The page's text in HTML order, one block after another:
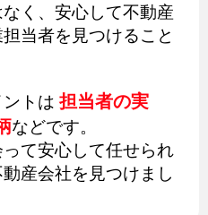
く、安心して不動産
当者を見つけること
トは 担当者の実
などです。
て安心して任せられ
産会社を見つけまし